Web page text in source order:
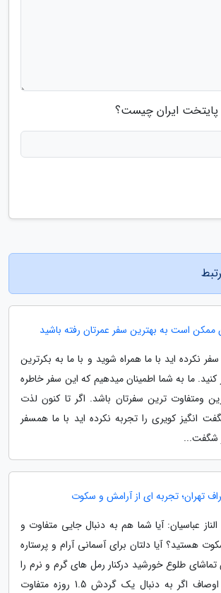
پایتخت ایران چیست؟
است به بهترین سفر عمرتان رفته باشید
سفر نکرده اید با ما همراه شوید و با ما به بکرترین
کنید. ما به شما اطمینان میدهیم که این سفر خاطره
ومتفاوت ترین سفرتان باشد. اگر تا کنون لذت
انگیز کویری را تجربه نکرده اید با ما همسفر
شگفت...
تهران؛ تجربه ای از آرامش و سکوت
عباسیان: آیا شما هم به دنبال جایی متفاوت و
هستید؟ آیا دلتان برای آسمانی آرام و پرستاره
طلوع خورشید درکنار رمل های گرم و نرم را
نموده اید؟ با این اوصاف اگر به دنبال یک گردش 1.5 روزه متفاوت